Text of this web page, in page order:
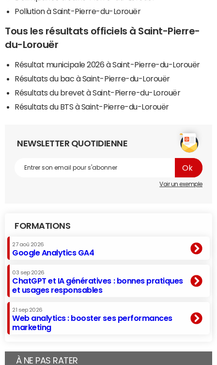
Pollution à Saint-Pierre-du-Lorouër
Tous les résultats officiels à Saint-Pierre-
du-Lorouër
Résultat municipale 2026 à Saint-Pierre-du-Lorouër
Résultats du bac à Saint-Pierre-du-Lorouër
Résultats du brevet à Saint-Pierre-du-Lorouër
Résultats du BTS à Saint-Pierre-du-Lorouër
NEWSLETTER QUOTIDIENNE
Voir un exemple
FORMATIONS
27 aoû 2026
Google Analytics GA4
03 sep 2026
ChatGPT et IA génératives : bonnes pratiques
et usages responsables
21 sep 2026
Web analytics : booster ses performances
marketing
À NE PAS RATER